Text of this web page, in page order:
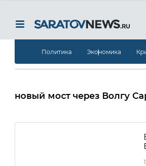
Политика Экономика
новый мост через Волгу